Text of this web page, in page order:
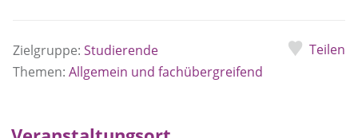
Zielgruppe: Studierende
Themen: Allgemein und fachübergreifend
Teilen